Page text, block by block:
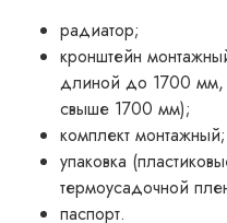
радиатор;
кронштейн
длиной до 1700 мм,
свыше 1700 мм);
комплект монтажный;
упаковка
термоусадочной
паспорт.